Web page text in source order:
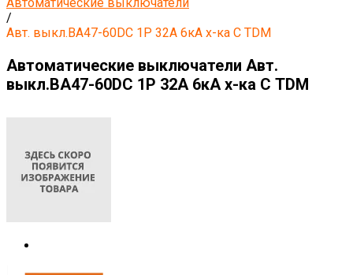
/
Авт. выкл.ВА47-60DC 1P 32А 6кА х-ка С TDM
Автоматические выключатели Авт.
выкл.ВА47-60DC 1P 32А 6кА х-ка С TDM